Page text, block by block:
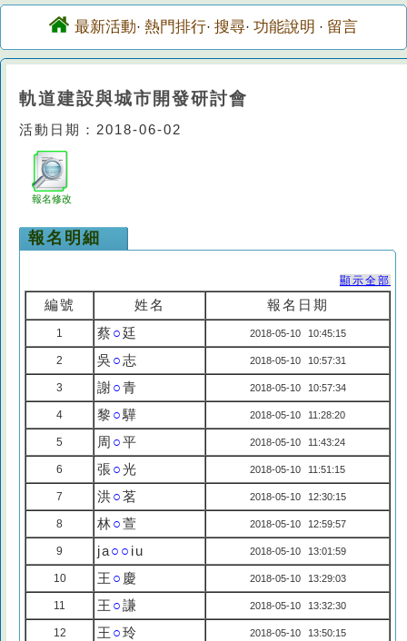
最新活動· 熱門排行· 搜尋· 功能說明 · 留言
軌道建設與城市開發研討會
活動日期：2018-06-02
報名修改
報名明細
顯示全部
編號 姓名 報名日期
1 蔡○廷 2018-05-10 10:45:15
2 吳 ○志 2018-05-10 10:57:31
3 謝○青 2018-05-10 10:57:34
4 黎 ○驊 2018-05-10 11:28:20
5 周 ○平 2018-05-10 11:43:24
6 張○光 2018-05-10 11:51:15
7 洪○茗 2018-05-10 12:30:15
8 林○萱 2018-05-10 12:59:57
9 ja○○ iu 2018-05-10 13:01:59
10 王 ○ 慶 2018-05-10 13:29:03
11 王 ○謙 2018-05-10 13:32:30
12 王 ○玲 2018-05-10 13:50:15